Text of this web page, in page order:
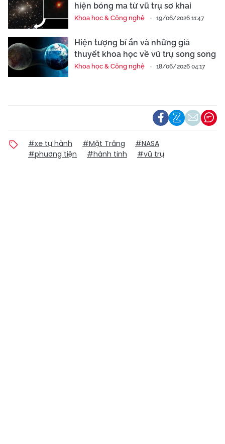
hiện bóng ma từ vũ trụ sơ khai
Khoa học & Công nghệ 19/06/2026 11:47
Hiện tượng bí ẩn và những giả
thuyết khoa học về vũ trụ song song
Khoa học & Công nghệ 18/06/2026 04:17
#xe tự hành #Mặt Trăng
#NASA
#phương tiện
#hành tinh #vũ trụ